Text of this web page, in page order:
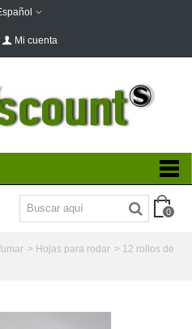
Mi cuenta
0
> Hojas para rodar > 12 rollos de